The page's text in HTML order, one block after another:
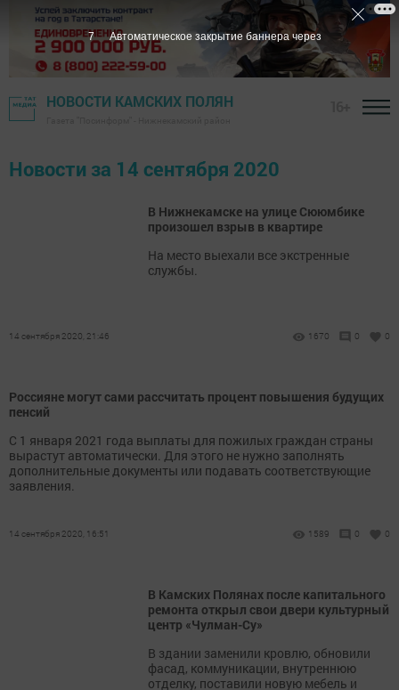
НОВОСТИ КАМСКИХ ПОЛЯН
Новости за 14 сентября 2020
В Нижнекамске на улице Сююмбике
произошел взрыв в квартире
На место выехали все экстренные
службы.
14 сентября 2020, 21:46 1670 0 0
Россияне могут сами рассчитать процент повышения будущих
пенсий
С 1 января 2021 года выплаты для пожилых граждан страны
вырастут автоматически. Для этого не нужно заполнять
дополнительные документы или подавать соответствующие
заявления.
14 сентября 2020, 16:51 1589 0 0
В Камских Полянах после капитального
ремонта открыл свои двери культурный
центр «Чулман-Су»
В здании заменили кровлю, обновили
фасад, коммуникации, внутреннюю
отделку, поставили новую мебель и
7 Автоматическое закрытие баннера через